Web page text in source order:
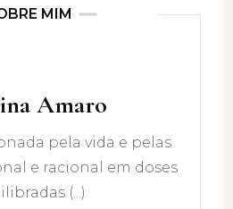
MIM
Amaro
pela vida e pelas
e racional em doses
(...)